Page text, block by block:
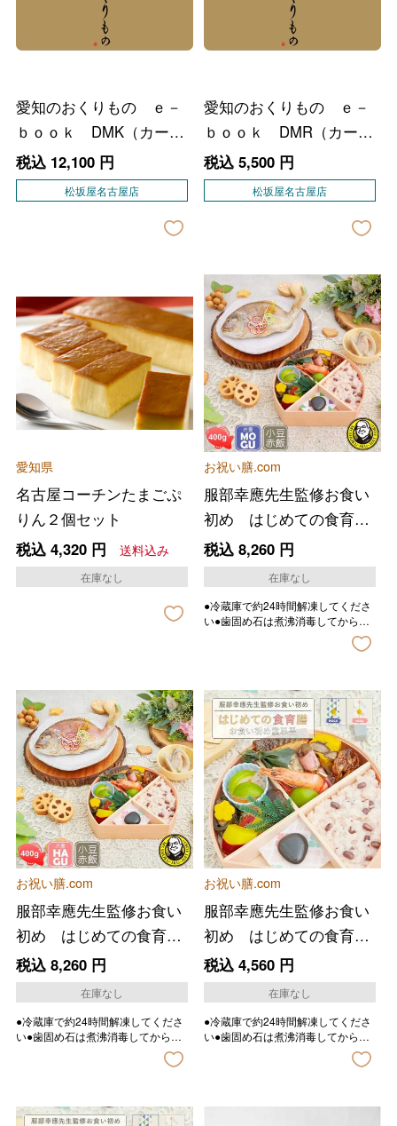
愛知のおくりもの ｅ－
ｂｏｏｋ DMK（カード
タイプのカタログギフ
ト）
税込 12,100円
松坂屋名古屋店
愛知のおくりもの ｅ－
ｂｏｏｋ DMR（カード
タイプのカタログギフ
ト）
税込 5,500円
松坂屋名古屋店
愛知県
名古屋コーチンたまごぷ
りん２個セット
税込 4,320円 送料込み
在庫なし
お祝い膳.com
服部幸應先生監修お食い
初め はじめての食育
膳 ＭＯＧＵ
税込 8,260円
在庫なし
●冷蔵庫で約24時間解凍してくださ
い●歯固め石は煮沸消毒してからご
お祝い膳.com
服部幸應先生監修お食い
初め はじめての食育
膳 ＨＡＧＵ
税込 8,260円
在庫なし
●冷蔵庫で約24時間解凍してくださ
い●歯固め石は煮沸消毒してからご
お祝い膳.com
服部幸應先生監修お食い
初め はじめての食育
膳 お食い初め重 ＭＯ
ＧＵ
税込 4,560円
在庫なし
●冷蔵庫で約24時間解凍してくださ
い●歯固め石は煮沸消毒してからご